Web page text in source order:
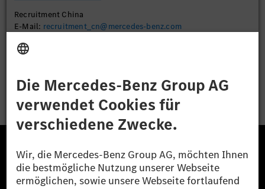
Recruitment China
E-Mail: recruitment_cn@mercedes-benz.com
Bewerben
Die Mercedes-Benz Group.